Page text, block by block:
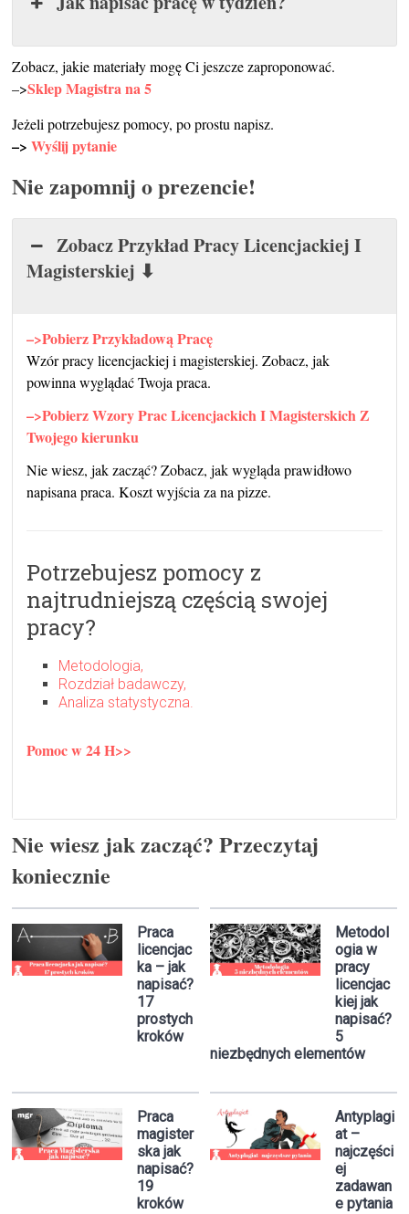
Zobacz, jakie materiały mogę Ci jeszcze zaproponować.
–>Sklep Magistra na 5
Jeżeli potrzebujesz pomocy, po prostu napisz.
–>Wyślij pytanie
Nie zapomnij o prezencie!
Zobacz Przykład Pracy Licencjackiej I
Magisterskiej ⬇
–>Pobierz Przykładową Pracę
Wzór pracy licencjackiej i magisterskiej. Zobacz, jak
powinna wyglądać Twoja praca.
–>Pobierz Wzory Prac Licencjackich I Magisterskich Z
Twojego kierunku
Nie wiesz, jak zacząć? Zobacz, jak wygląda prawidłowo
napisana praca. Koszt wyjścia za na pizze.
Potrzebujesz pomocy z
najtrudniejszą częścią swojej
pracy?
Metodologia,
Rozdział badawczy,
Analiza statystyczna.
Pomoc w 24 H>>
Nie wiesz jak zacząć? Przeczytaj
koniecznie
Praca
licencjac
ka – jak
napisać?
17
prostych
kroków
Metodol
ogia w
pracy
licencjac
kiej jak
napisać?
5
niezbędnych elementów
Praca
magister
ska jak
napisać?
19
kroków
Antyplagi
at –
najczęści
ej
zadawan
e pytania